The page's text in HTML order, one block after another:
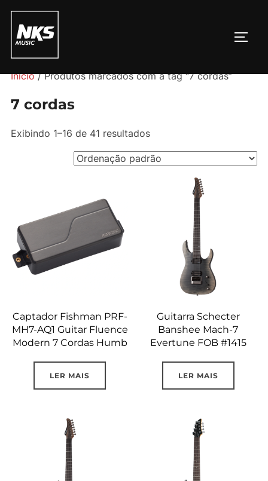
Pular
para
conteúdo
Início/ Produtos marcados com a tag “7 cordas”
7 cordas
Exibindo 1–16 de 41 resultados
Captador Fishman PRF-
MH7-AQ1 Guitar Fluence
Modern 7 Cordas Humb
LER MAIS
Guitarra Schecter
Banshee Mach-7
Evertune FOB #1415
LER MAIS